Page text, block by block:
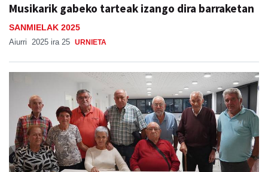
Musikarik gabeko tarteak izango dira barraketan
SANMIELAK 2025
Aiurri 2025 ira 25 URNIETA